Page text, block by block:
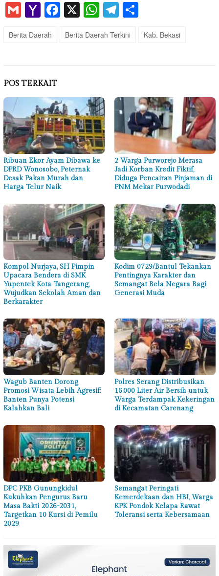
GmailYahoo
Mail
Facebook
X WhatsApp
Telegram
Berita Daerah Berita Daerah Terkini Kab. Bekasi
POS TERKAIT
Ribuan Ekor Ayam Dibawa ke
DPRD Wonosobo, Peternak
Desak Pakan Murah dan
Harga Telur Naik
2 Warga Purworejo Merasa
Jadi Korban Kredit Fiktif,
Diduga Pencairan Pinjaman di
PNM Mekar Purwodadi
Kompol Nurjaya, SH Pimpin
Upacara Bendera di SMK
Yupentek Kota Tangerang,
Wujudkan Sekolah Aman dan
Berkarakter
Kodim 0729/Bantul Tekankan
Pentingnya Karakter dan
Semangat Bela Negara Bagi
Generasi Muda
Wagub Banten Dorong
Promosi Wisata Lebih Agresif:
Banten Punya Potensi
Kalahkan Bali
Polres Serang Distribusikan
16.000 Liter Air Bersih untuk
Warga Terdampak Kekeringan
di Kecamatan Carenang
DPC PKB Gunungkidul
Kukuhkan Pengurus Baru
Masa Bakti 2026-2031,
Targetkan 10 Kursi di Pemilu
2029
Semangat Peringati
Kemerdekaan dan HBI, Warga
KPK Pondok Kelapa Rawat
Toleransi serta Kebersamaan